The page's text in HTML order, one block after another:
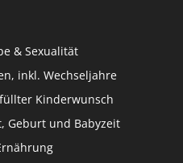
& Sexualität
inkl. Wechseljahre
Kinderwunsch
Geburt und Babyzeit